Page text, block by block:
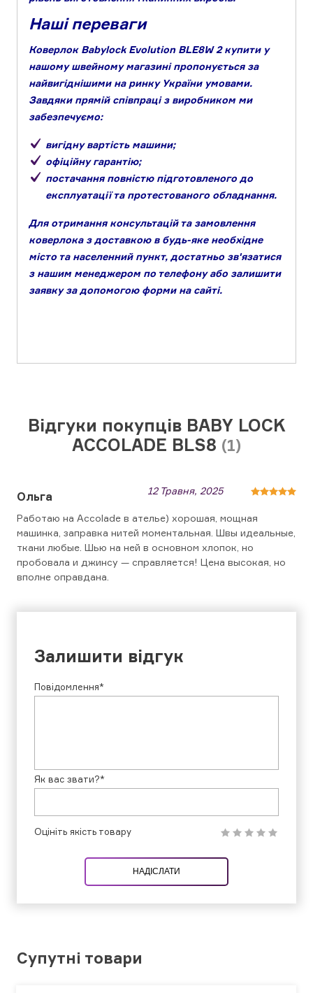
Наші переваги
Коверлок Babylock Evolution BLE8W 2 купити у
нашому швейному магазині пропонується за
найвигіднішими на ринку України умовами.
Завдяки прямій співпраці з виробником ми
забезпечуємо:
вигідну вартість машини;
офіційну гарантію;
постачання повністю підготовленого до
експлуатації та протестованого обладнання.
Для отримання консультацій та замовлення
коверлока з доставкою в будь-яке необхідне
місто та населенний пункт, достатньо зв'язатися
з нашим менеджером по телефону або залишити
заявку за допомогою форми на сайті.
Відгуки покупців BABY LOCK
ACCOLADE BLS8 (1)
Ольга 12 Травня, 2025
Работаю на Accolade в ателье) хорошая, мощная
машинка, заправка нитей моментальная. Швы идеальные,
ткани любые. Шью на ней в основном хлопок, но
пробовала и джинсу — справляется! Цена высокая, но
вполне оправдана.
Залишити відгук
Повідомлення*
Як вас звати?*
Оцініть якість товару
НАДІСЛАТИ
Супутні товари